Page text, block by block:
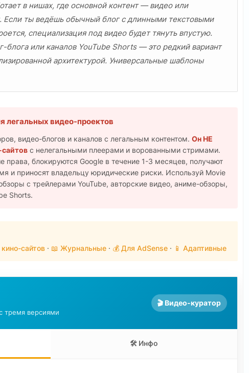
в нишах, где основной контент — видео или
Если ты ведёшь обычный блог с длинными текстовыми
специализация под видео будет тянуть впустую.
блога или каналов YouTube Shorts — это редкий вариант
архитектурой. Универсальные шаблоны
легальных видео-проектов
видео-блогов и каналов с легальным контентом. Он НЕ
сайтов с нелегальными плеерами и ворованными стримами.
права, блокируются Google в течение 1-3 месяцев, получают
и приносят владельцу юридические риски. Используй Movie
с трейлерами YouTube, авторские видео, аниме-обзоры,
Shorts.
сайтов · 📖 Журнальные · 💰 Для AdSense · 📱 Адаптивные
тремя версиями
🎬 Видео-куратор
🛠 Инфо